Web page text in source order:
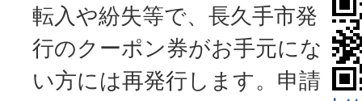
転入や紛失等で、長久手市発
行のクーポン券がお手元にな
い方には再発行します。申請